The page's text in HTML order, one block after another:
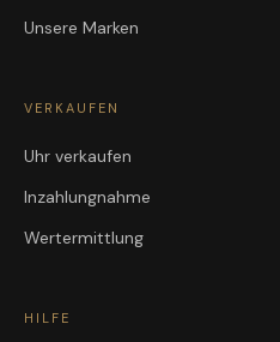
Unsere Marken
VERKAUFEN
Uhr verkaufen
Inzahlungnahme
Wertermittlung
HILFE